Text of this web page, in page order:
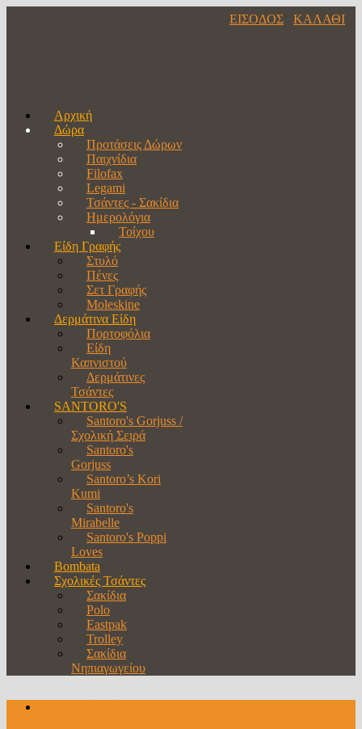
ΕΙΣΟΔΟΣ ΚΑΛΑΘΙ
Αρχική
Δώρα
Προτάσεις Δώρων
Παιχνίδια
Filofax
Legami
Τσάντες - Σακίδια
Ημερολόγια
Τοίχου
Είδη Γραφής
Στυλό
Πένες
Σετ Γραφής
Moleskine
Δερμάτινα Είδη
Πορτοφόλια
Είδη
Καπνιστού
Δερμάτινες
Τσάντες
SANTORO'S
Santoro's Gorjuss /
Σχολική Σειρά
Santoro's
Gorjuss
Santoro’s Kori
Kumi
Santoro's
Mirabelle
Santoro's Poppi
Loves
Bombata
Σχολικές Τσάντες
Σακίδια
Polo
Eastpak
Trolley
Σακίδια
Νηπιαγωγείου